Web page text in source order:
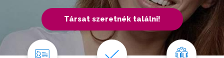
Társat szeretnék találni!